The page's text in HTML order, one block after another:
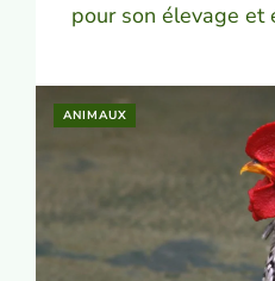
pour son élevage et
ANIMAUX